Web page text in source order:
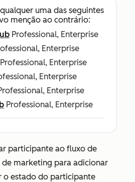
uma das seguintes
menção ao contrário:
Professional, Enterprise
Enterprise
Professional, Enterprise
Enterprise
Enterprise
Professional, Enterprise
participante ao fluxo de
marketing para adicionar
o estado do participante